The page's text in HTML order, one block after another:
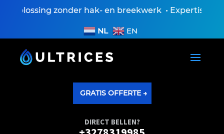
zonder hak- en breekwerk •
NL EN
GRATIS OFFERTE →
DIRECT BELLEN?